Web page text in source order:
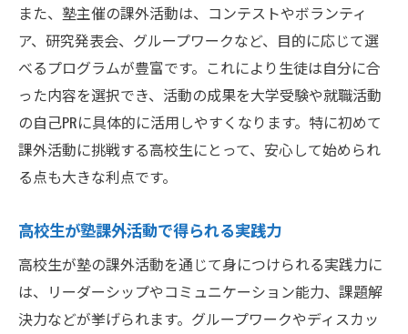
大学受験で有利になる塾活動の選び方
課外活動と学力のバランスを取るコツ
活動の選び方と塾講師の視点を解説
塾講師が勧める課外活動の選び方の基準
伸びる塾生に共通する課外活動の特徴
活動選びで意識したい目的や自己分析
塾講師の経験から伝える選択ポイント
また、塾主催の課外活動は、コンテストやボランティ
ア、研究発表会、グループワークなど、目的に応じて選
べるプログラムが豊富です。これにより生徒は自分に合
った内容を選択でき、活動の成果を大学受験や就職活動
の自己PRに具体的に活用しやすくなります。特に初めて
課外活動に挑戦する高校生にとって、安心して始められ
る点も大きな利点です。
高校生が塾課外活動で得られる実践力
高校生が塾の課外活動を通じて身につけられる実践力に
は、リーダーシップやコミュニケーション能力、課題解
決力などが挙げられます。グループワークやディスカッ